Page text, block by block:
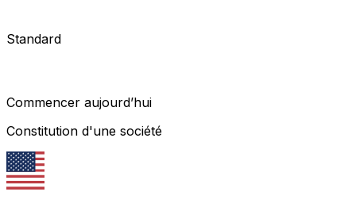
Standard
Commencer aujourd’hui
Constitution d'une société